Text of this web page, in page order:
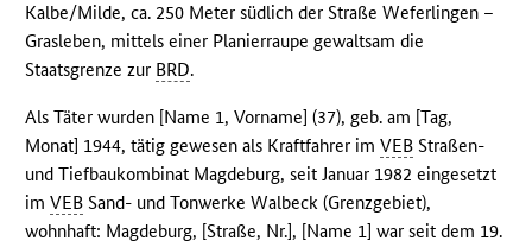
Kalbe/Milde, ca. 250 Meter südlich der Straße Weferlingen –
Grasleben, mittels einer Planierraupe gewaltsam die
Staatsgrenze zur BRD.
Als Täter wurden [Name 1, Vorname] (37), geb. am [Tag,
Monat] 1944, tätig gewesen als Kraftfahrer imVEB Straßen-
und Tiefbaukombinat Magdeburg, seit Januar 1982 eingesetzt
imVEB Sand- und Tonwerke Walbeck (Grenzgebiet),
wohnhaft: Magdeburg, [Straße, Nr.], [Name 1] war seit dem 19.